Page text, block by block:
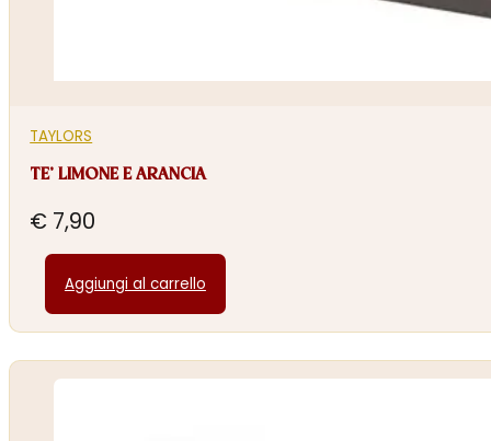
TAYLORS
TE’ LIMONE E ARANCIA
€ 7,90
Aggiungi al carrello